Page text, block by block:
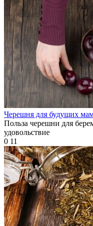
Черешня для будущих
Польза черешни для
удовольствие
0 11